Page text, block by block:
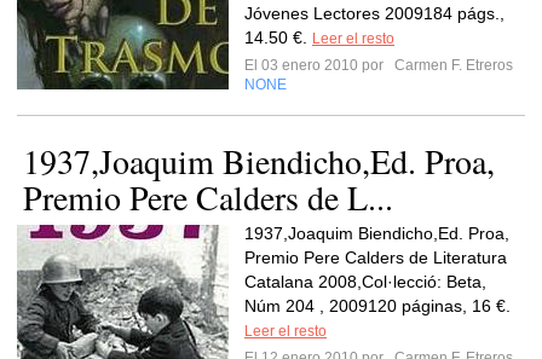
Jóvenes Lectores 2009184 págs.,
14.50 €.
Leer el resto
El 03 enero 2010 por
Carmen F. Etreros
NONE
1937,Joaquim Biendicho,Ed. Proa,
Premio Pere Calders de L...
1937,Joaquim Biendicho,Ed. Proa,
Premio Pere Calders de Literatura
Catalana 2008,Col·lecció: Beta,
Núm 204 , 2009120 páginas, 16 €.
Leer el resto